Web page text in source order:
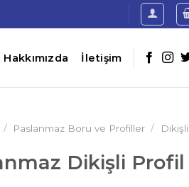
Hakkımızda İletişim
/ Paslanmaz Boru ve Profiller /
Dikişli
Dikişli Profil